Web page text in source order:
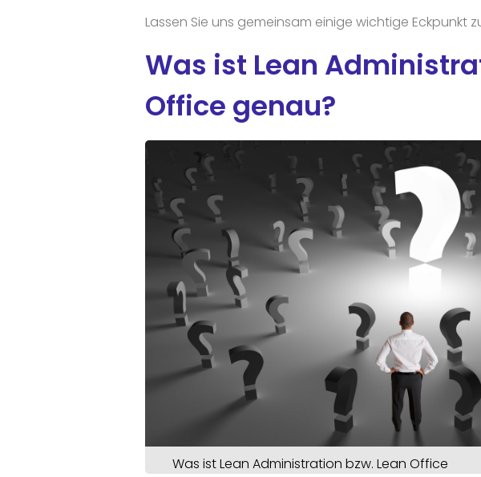
Lassen Sie uns gemeinsam einige wichtige Eckpunkt
Was ist Lean
Office genau?
Was ist Lean Administration bzw. Lean Office